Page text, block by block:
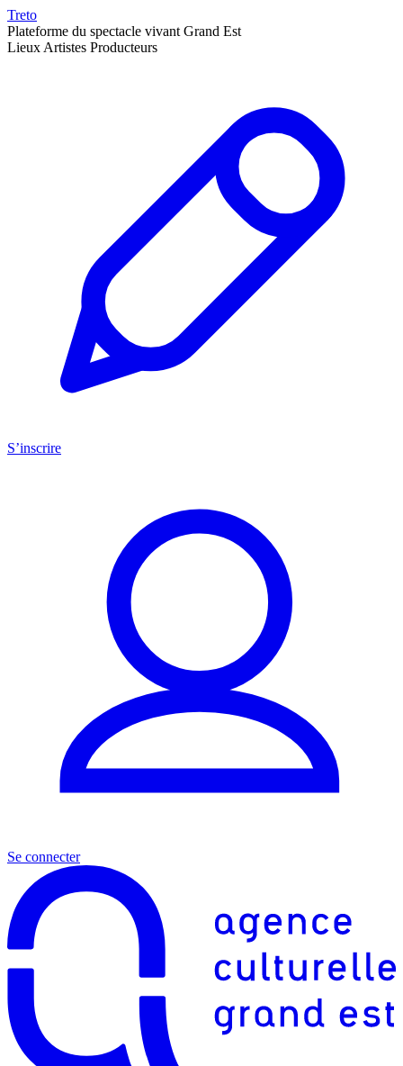
Treto
Plateforme du spectacle vivant Grand Est
Lieux Artistes Producteurs
S’inscrire
Se connecter